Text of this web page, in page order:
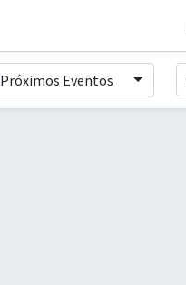
Próximos Eventos